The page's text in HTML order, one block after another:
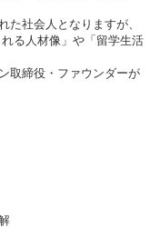
た社会人となりますが、
る人材像」や「留学生活
取締役・ファウンダーが